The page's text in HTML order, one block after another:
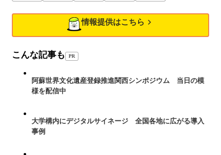
情報提供はこちら
こんな記事も PR
阿蘇世界文化遺産登録推進関西シンポジウム 当日の模
様を配信中
大学構内にデジタルサイネージ 全国各地に広がる導入
事例